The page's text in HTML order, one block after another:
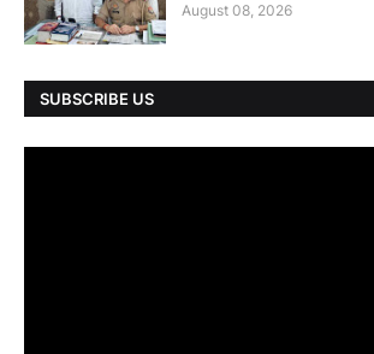
August 08, 2026
SUBSCRIBE US